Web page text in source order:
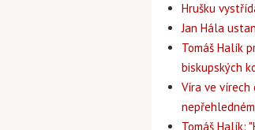
Hrušku
Jan Hála
Tomáš Halík
biskupských
Víra ve vírech
Tomáš Halík: